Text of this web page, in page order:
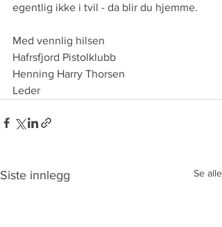
egentlig ikke i tvil - da blir du hjemme.
Med vennlig hilsen
Hafrsfjord Pistolklubb
Henning Harry Thorsen
Leder
Siste innlegg Se alle